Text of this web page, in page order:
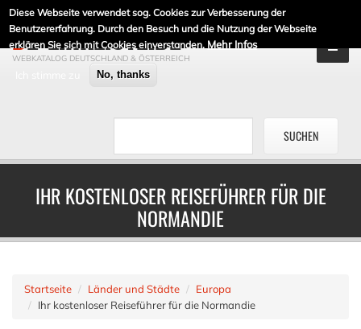
Diese Webseite verwendet sog. Cookies zur Verbesserung der
Benutzererfahrung. Durch den Besuch und die Nutzung der Webseite
erklären Sie sich mit Cookies einverstanden. Mehr Infos
No, thanks
DE-LINKLISTE.DE
WEBKATALOG DEUTSCHLAND & ÖSTERREICH
IHR KOSTENLOSER REISEFÜHRER FÜR DIE
NORMANDIE
Startseite Länder und Städte
Europa
Ihr kostenloser Reiseführer für die Normandie